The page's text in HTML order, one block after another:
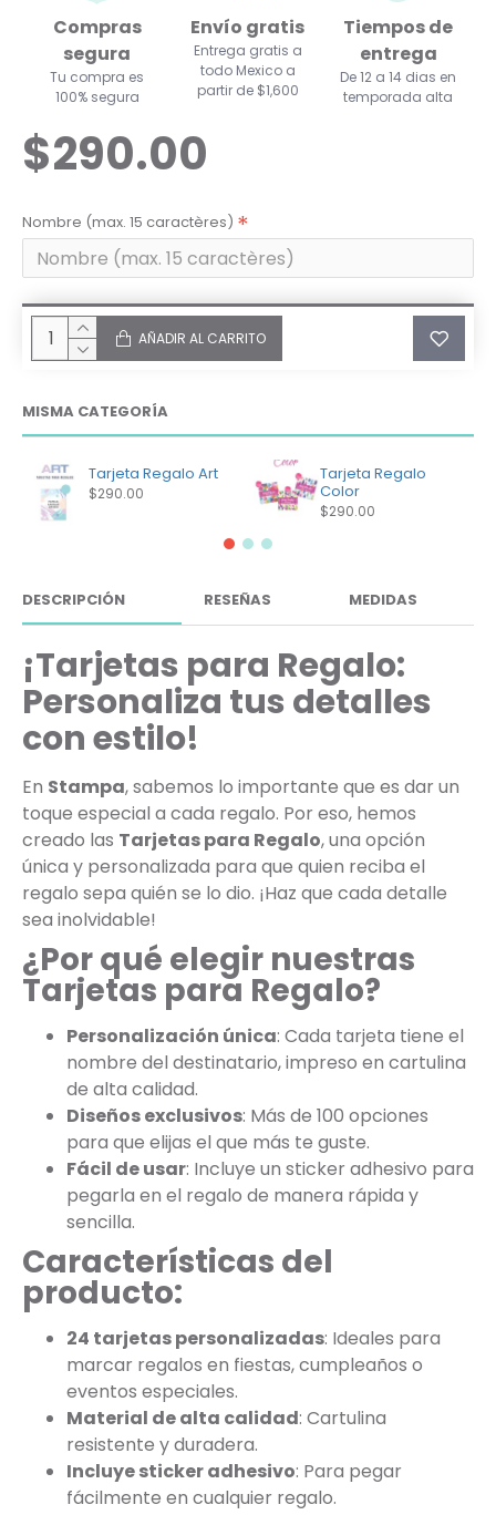
Compras
segura
Tu compra es
100% segura
Envío gratis
Entrega gratis a
todo Mexico a
partir de $1,600
Tiempos de
entrega
De 12 a 14 dias en
temporada alta
$290.00
Nombre (max. 15 caractères)
AÑADIR AL CARRITO
MISMA CATEGORÍA
Tarjeta Regalo Art
$290.00
Tarjeta Regalo
Color
$290.00
DESCRIPCIÓN RESEÑAS MEDIDAS
¡Tarjetas para Regalo:
Personaliza tus detalles
con estilo!
En Stampa, sabemos lo importante que es dar un
toque especial a cada regalo. Por eso, hemos
creado las Tarjetas para Regalo, una opción
única y personalizada para que quien reciba el
regalo sepa quién se lo dio. ¡Haz que cada detalle
sea inolvidable!
¿Por qué elegir nuestras
Tarjetas para Regalo?
Personalización única: Cada tarjeta tiene el
nombre del destinatario, impreso en cartulina
de alta calidad.
Diseños exclusivos: Más de 100 opciones
para que elijas el que más te guste.
Fácil de usar: Incluye un sticker adhesivo para
pegarla en el regalo de manera rápida y
sencilla.
Características del
producto:
24 tarjetas personalizadas: Ideales para
marcar regalos en fiestas, cumpleaños o
eventos especiales.
Material de alta calidad: Cartulina
resistente y duradera.
Incluye sticker adhesivo: Para pegar
fácilmente en cualquier regalo.